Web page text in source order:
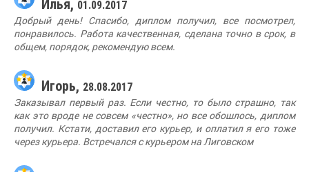
Илья, 01.09.2017
Добрый день! Спасибо, диплом получил, все посмотрел,
понравилось. Работа качественная, сделана точно в срок, в
общем, порядок, рекомендую всем.
Игорь, 28.08.2017
Заказывал первый раз. Если честно, то было страшно, так
как это вроде не совсем «честно», но все обошлось, диплом
получил. Кстати, доставил его курьер, и оплатил я его тоже
через курьера. Встречался с курьером на Лиговском